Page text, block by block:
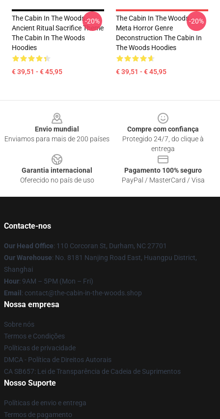
The Cabin In The Woods -
Ancient Ritual Sacrifice Theme
The Cabin In The Woods
Hoodies
€ 39,51 - € 45,95
-20%
The Cabin In The Woods -
Meta Horror Genre
Deconstruction The Cabin In
The Woods Hoodies
€ 39,51 - € 45,95
-20%
Envio mundial
Enviamos para mais de 200 países
Compre com confiança
Protegido 24/7, do clique à
entrega
Garantia internacional
Oferecido no país de uso
Pagamento 100% seguro
PayPal / MasterCard / Visa
Contacte-nos
Our Head Office: 110 Corcoran St, Durham, NC 27701
Our Warehouse: No. 8181 Nanjing Road East, Huangpu District,
Shanghai
Hour: 9AM – 5PM (Mon – Fri)
Email : contact@the-cabin-in-the-woods.shop
Nossa empresa
Sobre nós
Termos e Condições
Políticas de privacidade
DMCA - Política de Direitos Autorais
CA SB657: Lei de Transparência de Cadeia de Suprimentos
Nosso Suporte
Políticas de envio e entrega
Termos de pagamento